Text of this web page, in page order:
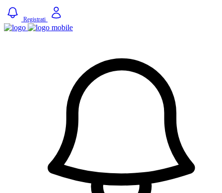
Registrati